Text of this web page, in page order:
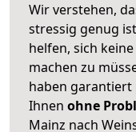
Wir verstehen,
stressig genug
helfen, sich
machen zu
haben garantiert
Ihnen ohne
Mainz nach